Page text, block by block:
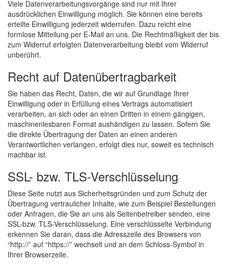
Viele Datenverarbeitungsvorgänge sind nur mit Ihrer
ausdrücklichen Einwilligung möglich. Sie können eine bereits
erteilte Einwilligung jederzeit widerrufen. Dazu reicht eine
formlose Mitteilung per E-Mail an uns. Die Rechtmäßigkeit der bis
zum Widerruf erfolgten Datenverarbeitung bleibt vom Widerruf
unberührt.
Recht auf Datenübertragbarkeit
Sie haben das Recht, Daten, die wir auf Grundlage Ihrer
Einwilligung oder in Erfüllung eines Vertrags automatisiert
verarbeiten, an sich oder an einen Dritten in einem gängigen,
maschinenlesbaren Format aushändigen zu lassen. Sofern Sie
die direkte Übertragung der Daten an einen anderen
Verantwortlichen verlangen, erfolgt dies nur, soweit es technisch
machbar ist.
SSL- bzw. TLS-Verschlüsselung
Diese Seite nutzt aus Sicherheitsgründen und zum Schutz der
Übertragung vertraulicher Inhalte, wie zum Beispiel Bestellungen
oder Anfragen, die Sie an uns als Seitenbetreiber senden, eine
SSL-bzw. TLS-Verschlüsselung. Eine verschlüsselte Verbindung
erkennen Sie daran, dass die Adresszeile des Browsers von
“http://” auf “https://” wechselt und an dem Schloss-Symbol in
Ihrer Browserzeile.